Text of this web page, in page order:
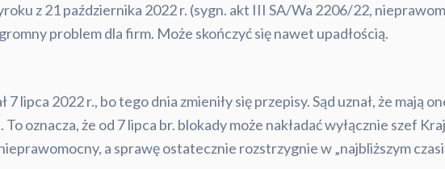
z 21 października 2022 r. (sygn. akt III SA/Wa 2206/22,
problem dla firm. Może skończyć się nawet upadłością.
7 lipca 2022 r., bo tego dnia zmieniły się przepisy. Sąd uznał, że mają
To oznacza, że od 7 lipca br. blokady może nakładać wyłącznie szef
a sprawę ostatecznie rozstrzygnie w „najbliższym